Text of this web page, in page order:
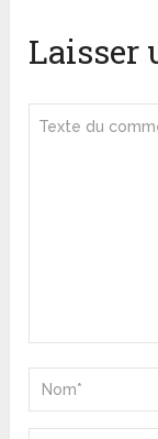
Laisser